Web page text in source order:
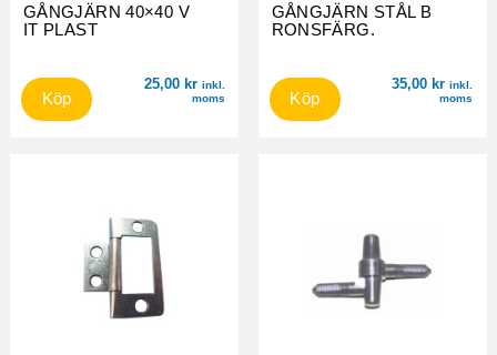
GÅNGJÄRN 40×40 V
IT PLAST
25,00 kr inkl.
moms
Köp
GÅNGJÄRN STÅL B
RONSFÄRG.
35,00 kr inkl.
moms
Köp